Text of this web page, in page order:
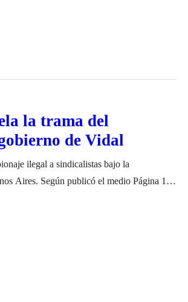
la trama del
de Vidal
ilegal a sindicalistas bajo la
Aires. Según publicó el medio Página 12,
Provincia (Bapro), en aquel entonces a